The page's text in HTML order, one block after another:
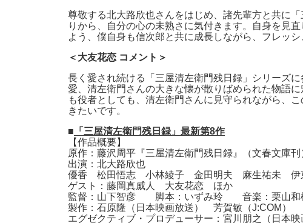
尊敬する北大路欣也さんをはじめ、諸先輩方と共に
りから、自分の心の未熟さに気付きます。自身を見
よう、僕自身も信次郎と共に成長しながら、フレッ
＜大友花恋 コメント＞
長く愛され続ける「三屋清左衛門残日録」シリーズ
愛、清左衛門さんの大きな懐が散りばめられた物語
も役者としても、清左衛門さんに見守られながら、
きたいです。
■ 「三屋清左衛門残日録」最新第8作
【作品概要】
原作：藤沢周平『三屋清左衛門残日録』（文春文庫
出演：北大路欣也
優香 松田悟志 小林綾子 金田明夫 麻生祐未 伊
ゲスト：藤岡真威人 大友花恋 ほか
監督：山下智彦 脚本：いずみ玲 音楽：栗山和
製作：石原隆（日本映画放送） 芳賀敏（J:COM）
エグゼクティブ・プロデューサー：宮川朋之（日本